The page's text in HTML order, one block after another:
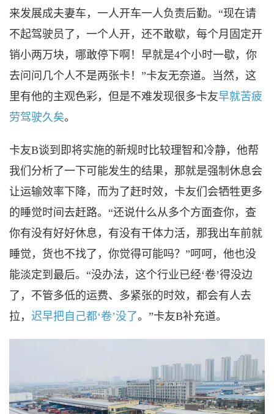
来发展成夫妻车，一人开车一人负责后勤。“现在请
不起驾驶员了，一个人开，还不敢歇，每个月固定开
销小两万块，哪敢停下啊！早就是4个小时一歇，你
去问问几个人不是两张卡！”卡友无奈道。当然，这
里有他的主观色彩，但是不难发现很多卡友早就苦疲
劳驾驶久矣。
卡友B谈到即将实施的新规时比较理智和冷静，他帮
我们分析了一下可能发生的结果，那就是强制休息会
让运输效率下降，而为了赶时效，卡友们会牺牲更多
的睡觉时间去赶路。“还说什么从多个方面查你，查
你有没有好好休息，有没有干体力活，那我出车前就
睡觉，货也不找了，你觉得可能吗？”呵呵，他也没
能淡定到最后。“没办法，这个行业已经‘卷’得没边
了，不管多低的运费、多紧张的时效，都会有人去
拉， 迟早把自己都‘卷’没了。”卡友B补充道。